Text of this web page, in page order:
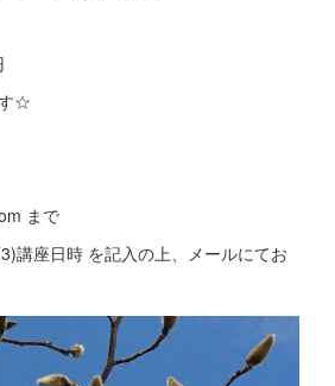
☆
まで
講座日時 を記入の上、メールにてお